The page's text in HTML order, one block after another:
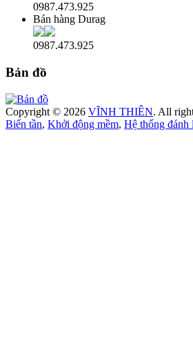
0987.473.925
Bán hàng Durag
0987.473.925
Bản đồ
Copyright © 2026 VĨNH THIÊN. All
Biến tần, Khởi động mềm, Hệ thống đánh